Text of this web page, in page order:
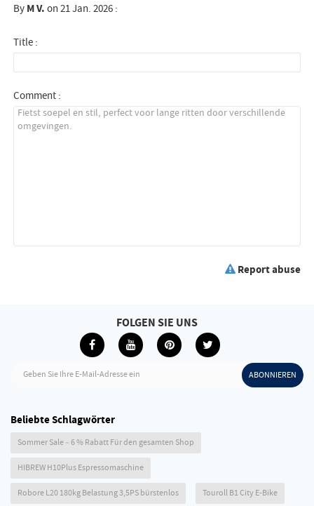
ByM V.on 21 Jan. 2026 :
Title :
Comment :
Report abuse
Geben Sie Ihre E-Mail-Adresse ein ABONNIEREN
FOLGEN SIE UNS
Beliebte Schlagwörter
Sommer Sale – 6 % Rabatt Für den gesamten Shop
HIBREW H10Plus Espressomaschine
Robore L20 180kg Belastung 3,5PS bürstenlos Touroll B1 City E-Bike